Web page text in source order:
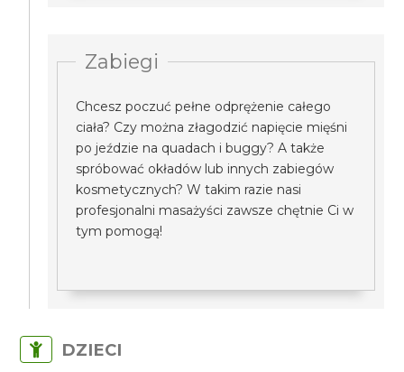
Zabiegi
Chcesz poczuć pełne odprężenie całego
ciała? Czy można złagodzić napięcie mięśni
po jeździe na quadach i buggy? A także
spróbować okładów lub innych zabiegów
kosmetycznych? W takim razie nasi
profesjonalni masażyści zawsze chętnie Ci w
tym pomogą!
DZIECI